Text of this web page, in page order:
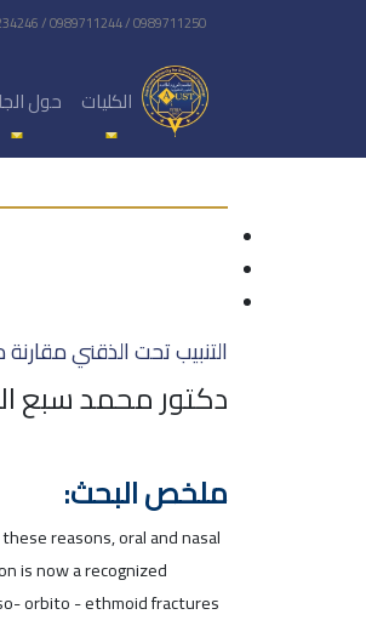
/ 0989711244 / 0989711250
الكليات حول
التنبيب تحت الذقني
دكتور محمد سبع
ملخص البحث:
reasons, oral and nasal
is now a recognized
orbito - ethmoid fractures